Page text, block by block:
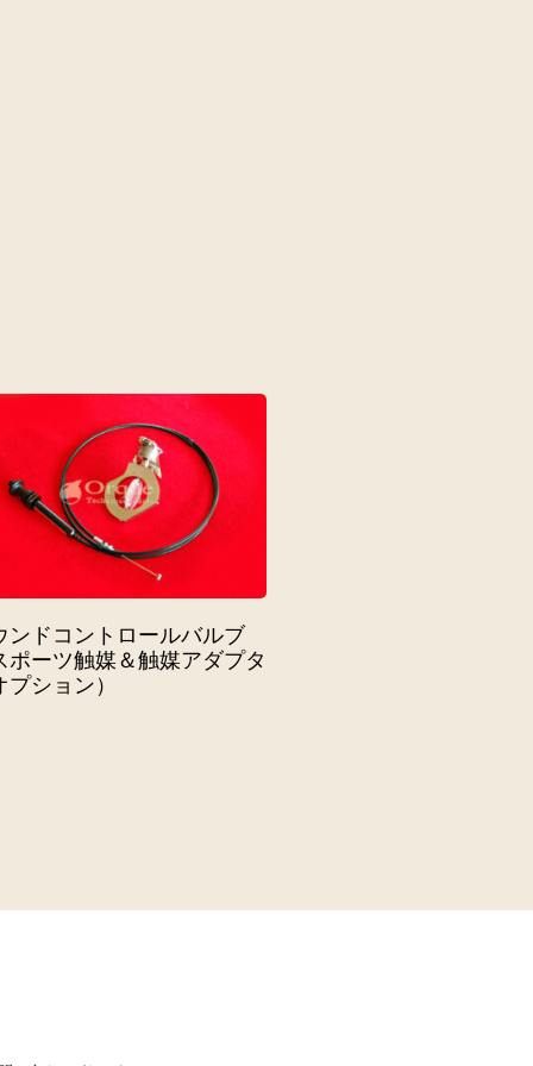
ンドコントロールバルブ
ポーツ触媒＆触媒アダプタ
プション）